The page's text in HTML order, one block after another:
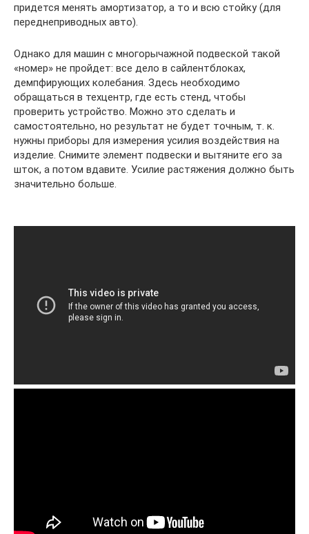
придется менять амортизатор, а то и всю стойку (для
переднеприводных авто).
Однако для машин с многорычажной подвеской такой
«номер» не пройдет: все дело в сайлентблоках,
демпфирующих колебания. Здесь необходимо
обращаться в техцентр, где есть стенд, чтобы
проверить устройство. Можно это сделать и
самостоятельно, но результат не будет точным, т. к.
нужны приборы для измерения усилия воздействия на
изделие. Снимите элемент подвески и вытяните его за
шток, а потом вдавите. Усилие растяжения должно быть
значительно больше.